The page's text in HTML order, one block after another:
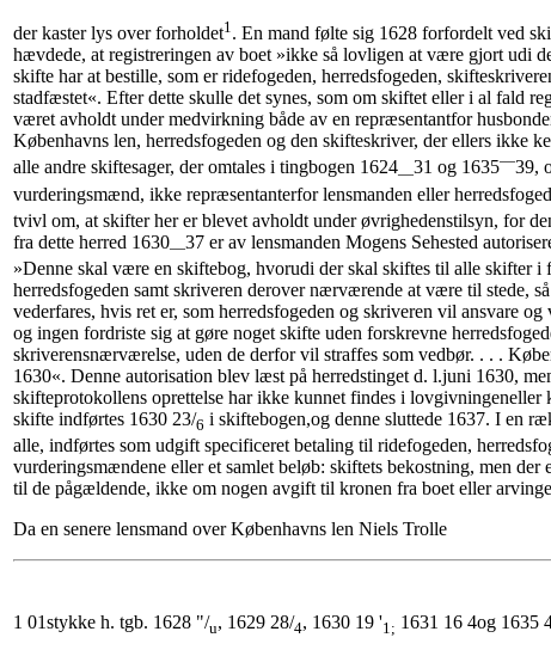
der kaster lys over forholdet1 . En mand følte sig 1628 forfordelt ved
hævdede, at registreringen av boet »ikke så lovligen at være gjort udi
skifte har at bestille, som er ridefogeden, herredsfogeden,
stadfæstet«. Efter dette skulle det synes, som om skiftet eller i al fald
været avholdt under medvirkning både av en repræsentantfor
Københavns len, herredsfogeden og den skifteskriver, der ellers ikke
alle andre skiftesager, der omtales i tingbogen 1624—31 og 1635—39,
vurderingsmænd, ikke repræsentanterfor lensmanden eller
tvivl om, at skifter her er blevet avholdt under øvrighedenstilsyn, for
fra dette herred 1630—37 er av lensmanden Mogens Sehested
»Denne skal være en skiftebog, hvorudi der skal skiftes til alle skifter i
herredsfogeden samt skriveren derover nærværende at være til stede,
vederfares, hvis ret er, som herredsfogeden og skriveren vil ansvare
og ingen fordriste sig at gøre noget skifte uden forskrevne
skriverensnærværelse, uden de derfor vil straffes som vedbør. . . .
1630«. Denne autorisation blev læst på herredstinget d. l.juni 1630,
skifteprotokollens oprettelse har ikke kunnet findes i lovgivningeneller
skifte indførtes 1630 23/6 i skiftebogen,og denne sluttede 1637. I en
alle, indførtes som udgift specificeret betaling til ridefogeden,
vurderingsmændene eller et samlet beløb: skiftets bekostning, men der
til de pågældende, ikke om nogen avgift til kronen fra boet eller
Da en senere lensmand over Københavns len Niels Trolle
1 01stykke h. tgb. 1628 "/u, 1629 28/4, 1630 19 '1; 1631 16 4og 1635